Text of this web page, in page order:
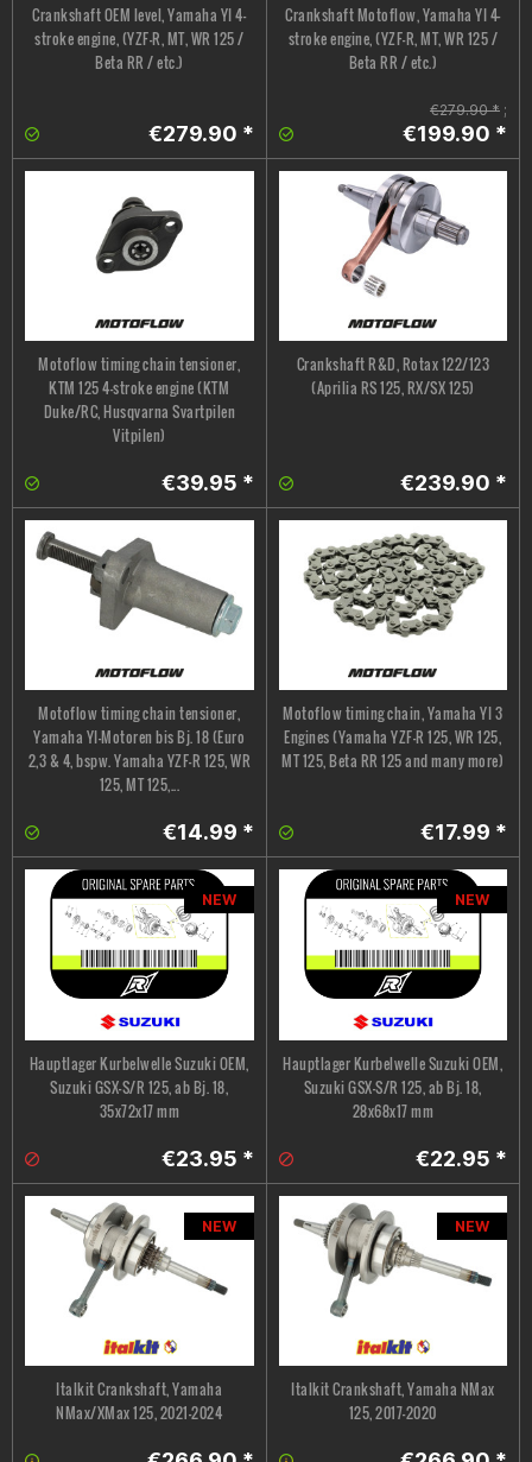
Crankshaft OEM level, Yamaha YI 4-
stroke engine, (YZF-R, MT, WR 125 /
Beta RR / etc.)
€279.90 *
Crankshaft Motoflow, Yamaha YI 4-
stroke engine, (YZF-R, MT, WR 125 /
Beta RR / etc.)
€279.90 * ;
€199.90 *
Motoflow timing chain tensioner,
KTM 125 4-stroke engine (KTM
Duke/RC, Husqvarna Svartpilen
Vitpilen)
€39.95 *
Crankshaft R&D, Rotax 122/123
(Aprilia RS 125, RX/SX 125)
€239.90 *
Motoflow timing chain tensioner,
Yamaha YI-Motoren bis Bj. 18 (Euro
2,3 & 4, bspw. Yamaha YZF-R 125, WR
125, MT 125,...
€14.99 *
Motoflow timing chain, Yamaha YI 3
Engines (Yamaha YZF-R 125, WR 125,
MT 125, Beta RR 125 and many more)
€17.99 *
NEW
Hauptlager Kurbelwelle Suzuki OEM,
Suzuki GSX-S/R 125, ab Bj. 18,
35x72x17 mm
€23.95 *
NEW
Hauptlager Kurbelwelle Suzuki OEM,
Suzuki GSX-S/R 125, ab Bj. 18,
28x68x17 mm
€22.95 *
NEW
Italkit Crankshaft, Yamaha
NMax/XMax 125, 2021-2024
NEW
Italkit Crankshaft, Yamaha NMax
125, 2017-2020